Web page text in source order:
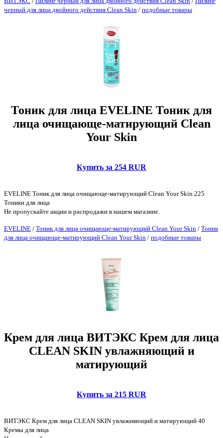
черный для лица двойного действия Clean Skin / подобные товары
Тоник для лица EVELINE Тоник для
лица очищающе-матирующий Clean
Your Skin
Купить за 254 RUR
EVELINE Тоник для лица очищающе-матирующий Clean Your Skin 225
Тоники для лица
Не пропускайте акции и распродажи в нашем магазине.
EVELINE / Тоник для лица очищающе-матирующий Clean Your Skin / Тоник
для лица очищающе-матирующий Clean Your Skin / подобные товары
Крем для лица ВИТЭКС Крем для лица
CLEAN SKIN увлажняющий и
матирующий
Купить за 215 RUR
ВИТЭКС Крем для лица CLEAN SKIN увлажняющий и матирующий 40
Кремы для лица